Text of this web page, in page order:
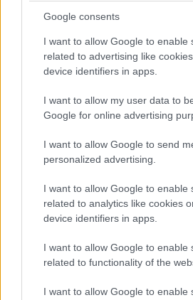
Google consents
I want to allow Google to enable
related to advertising like
device identifiers in apps.
I want to allow my user data to
Google for online advertising
I want to allow Google to send
personalized advertising.
I want to allow Google to enable
related to analytics like cookies
device identifiers in apps.
I want to allow Google to enable
related to functionality of the
I want to allow Google to enable
első jelek szinte